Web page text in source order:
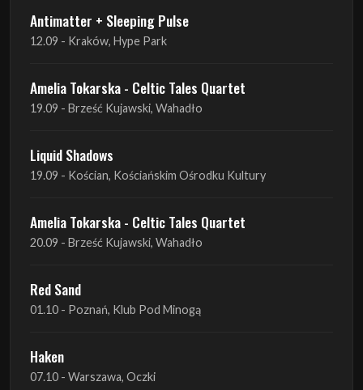
Amelia Tokarska - Celtic Tales Quartet
19.09 - Brześć Kujawski, Wahadło
Liquid Shadows
19.09 - Kościan, Kościańskim Ośrodku Kultury
Amelia Tokarska - Celtic Tales Quartet
20.09 - Brześć Kujawski, Wahadło
Red Sand
Haken
Heretoir + Unreqvited + Nidare